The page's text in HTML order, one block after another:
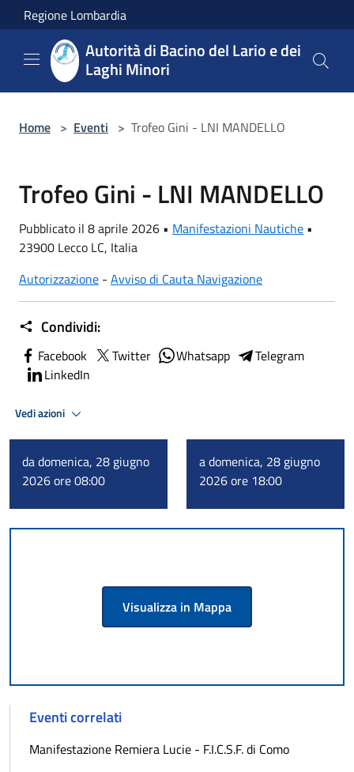
Salta al contenuto principale
Regione Lombardia
Autorità di Bacino del Lario e dei
Laghi Minori
Home > Eventi > Trofeo Gini - LNI MANDELLO
Trofeo Gini - LNI MANDELLO
Pubblicato il 8 aprile 2026 • Manifestazioni Nautiche •
23900 Lecco LC, Italia
Autorizzazione - Avviso di Cauta Navigazione
Condividi:
Facebook Twitter Whatsapp
Telegram
LinkedIn
Vedi azioni
da domenica, 28 giugno
2026 ore 08:00
a domenica, 28 giugno
2026 ore 18:00
Visualizza in Mappa
Eventi correlati
Manifestazione Remiera Lucie - F.I.C.S.F. di Como